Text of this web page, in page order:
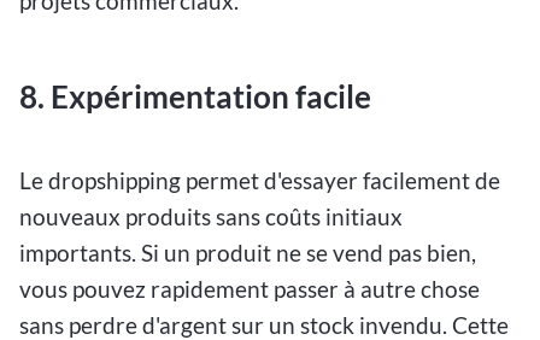
8. Expérimentation facile
Le dropshipping permet d'essayer facilement de
nouveaux produits sans coûts initiaux
importants. Si un produit ne se vend pas bien,
vous pouvez rapidement passer à autre chose
sans perdre d'argent sur un stock invendu. Cette